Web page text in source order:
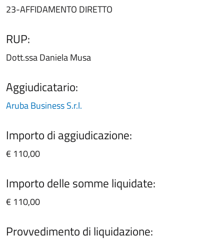
23-AFFIDAMENTO DIRETTO
RUP:
Dott.ssa Daniela Musa
Aggiudicatario:
Aruba Business S.r.l.
Importo di aggiudicazione:
€ 110,00
Importo delle somme liquidate:
€ 110,00
Provvedimento di liquidazione: